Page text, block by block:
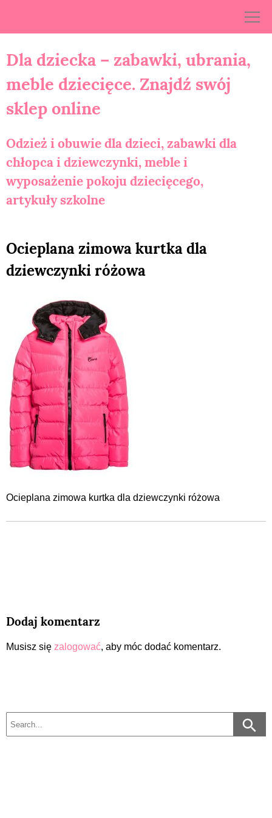
Dla dziecka – zabawki, ubrania,
meble dziecięce. Znajdź swój
sklep online
Odzież i obuwie dla dzieci, zabawki dla
chłopca i dziewczynki, meble i
wyposażenie pokoju dziecięcego,
artykuły szkolne
Ocieplana zimowa kurtka dla
dziewczynki różowa
Ocieplana zimowa kurtka dla dziewczynki różowa
Dodaj komentarz
Musisz się zalogować, aby móc dodać komentarz.